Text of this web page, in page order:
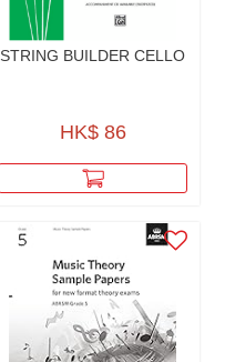
STRING BUILDER CELLO
HK$ 86